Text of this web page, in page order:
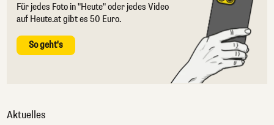
Für jedes Foto in "Heute" oder jedes Video
auf Heute.at gibt es 50 Euro.
So geht's
Aktuelles